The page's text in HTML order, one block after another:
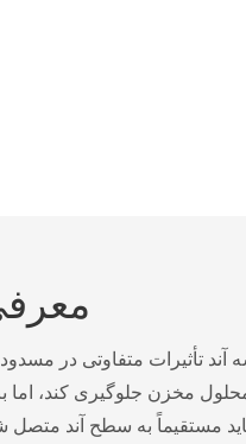
تأثیرات متفاوتی در
مخزن جلوگیری کند،